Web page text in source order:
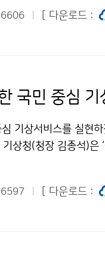
6606 [ 다운로드 :
기상서비스를 실현
상청(청장 김종석)은
6597 [ 다운로드 :